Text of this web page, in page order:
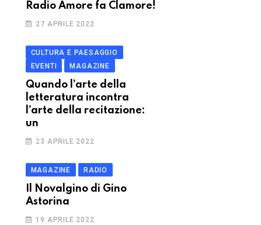
Radio Amore fa Clamore!
27 APRILE 2022
CULTURA E PAESAGGIO
EVENTI
MAGAZINE
Quando l’arte della
letteratura incontra
l’arte della recitazione:
un
23 APRILE 2022
MAGAZINE RADIO
Il Novalgino di Gino
Astorina
19 APRILE 2022